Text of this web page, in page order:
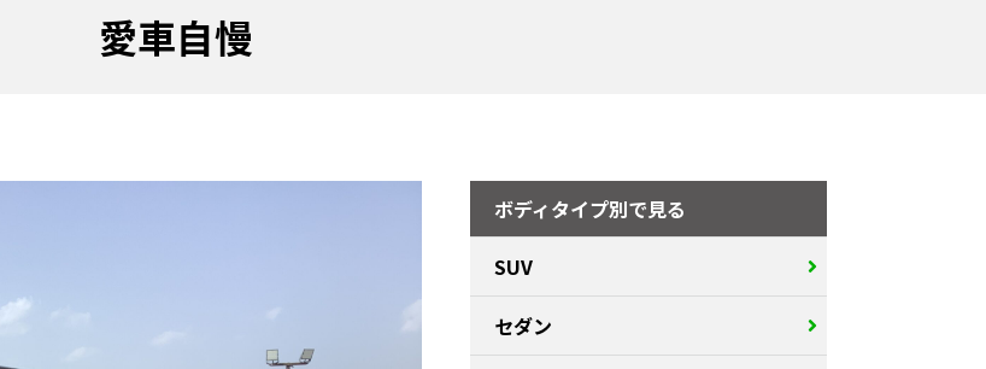
愛車自慢
ボディタイプ別で見る
SUV
セダン